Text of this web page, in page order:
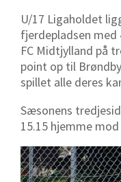
U/17 Ligaholdet
fjerdepladsen
FC Midtjylland på
point op til
spillet alle deres
Sæsonens
15.15 hjemme